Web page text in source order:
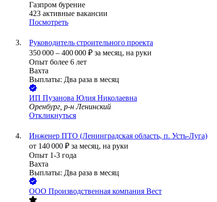
Газпром бурение
423 активные вакансии
Посмотреть
Руководитель строительного проекта
350 000 – 400 000 ₽ за месяц, на руки
Опыт более 6 лет
Вахта
Выплаты: Два раза в месяц
ИП Пузанова Юлия Николаевна
Оренбург, р-н Ленинский
Откликнуться
Инженер ПТО (Ленинградская область, п. Усть-Луга)
от 140 000 ₽ за месяц, на руки
Опыт 1-3 года
Вахта
Выплаты: Два раза в месяц
ООО Производственная компания Вест